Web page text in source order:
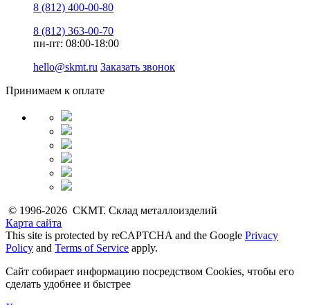
8 (812) 400-00-80
8 (812) 363-00-70
пн-пт: 08:00-18:00
hello@skmt.ru Заказать звонок
Принимаем к оплате
© 1996-2026 СКМТ. Склад металлоизделий
Карта сайта
This site is protected by reCAPTCHA and the Google Privacy
Policy and Terms of Service apply.
Сайт собирает информацию посредством Cookies, чтобы его
сделать удобнее и быстрее